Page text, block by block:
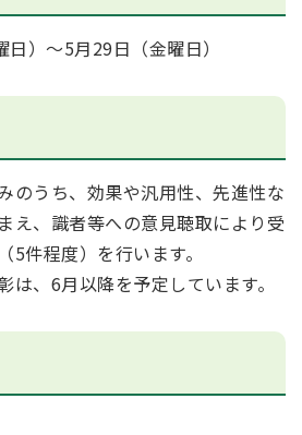
）～5月29日（金曜日）
のうち、効果や汎用性、先進性な
え、識者等への意見聴取により受
5件程度）を行います。
は、6月以降を予定しています。